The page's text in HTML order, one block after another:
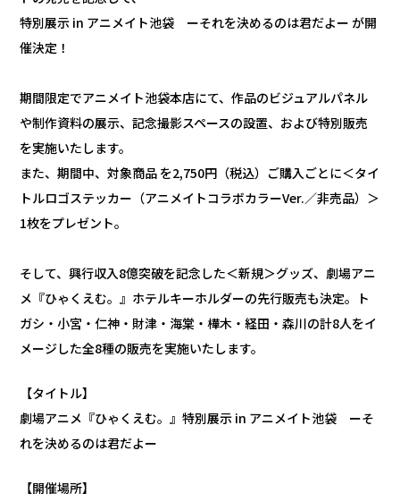
特別展示 in アニメイト池袋 ーそれを決めるのは君だよー が開
催決定！
期間限定でアニメイト池袋本店にて、作品のビジュアルパネル
や制作資料の展示、記念撮影スペースの設置、および特別販売
を実施いたします。
また、期間中、対象商品 を2,750円（税込）ご購入ごとに＜タイ
トルロゴステッカー（アニメイトコラボカラーVer.／非売品）＞
1枚をプレゼント。
そして、興行収入8億突破を記念した＜新規＞グッズ、劇場アニ
メ『ひゃくえむ。』ホテルキーホルダーの先行販売も決定。ト
ガシ・小宮・仁神・財津・海棠・樺木・経田・森川の計8人をイ
メージした全8種の販売を実施いたします。
【タイトル】
劇場アニメ『ひゃくえむ。』特別展示 in アニメイト池袋 ーそ
れを決めるのは君だよー
【開催場所】